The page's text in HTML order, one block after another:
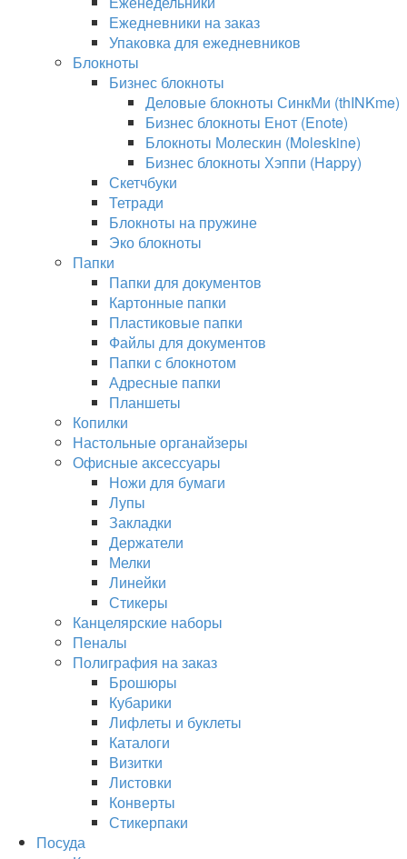
Ежедневники на заказ
Упаковка для ежедневников
Блокноты
Бизнес блокноты
Деловые блокноты СинкМи (thINKme)
Бизнес блокноты Енот (Enote)
Блокноты Молескин (Moleskine)
Бизнес блокноты Хэппи (Happy)
Скетчбуки
Тетради
Блокноты на пружине
Эко блокноты
Папки
Папки для документов
Картонные папки
Пластиковые папки
Файлы для документов
Папки с блокнотом
Адресные папки
Планшеты
Копилки
Настольные органайзеры
Офисные аксессуары
Ножи для бумаги
Лупы
Закладки
Держатели
Мелки
Линейки
Стикеры
Канцелярские наборы
Пеналы
Полиграфия на заказ
Брошюры
Кубарики
Лифлеты и буклеты
Каталоги
Визитки
Листовки
Конверты
Стикерпаки
Посуда